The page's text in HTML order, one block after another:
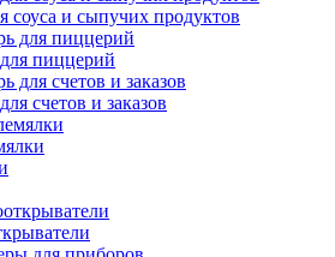
соуса и сыпучих продуктов
пиццерий
счетов и заказов